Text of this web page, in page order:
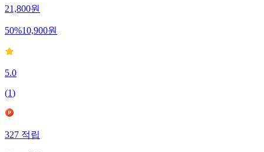
21,800원
50%10,900원
5.0
(1)
327적립